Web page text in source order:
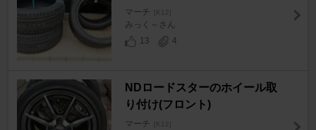
マーチ
みっく～さん
13
4
NDロードスターのホイール取
り付け(フロント)
マーチ